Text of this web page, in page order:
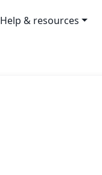
Help & resources